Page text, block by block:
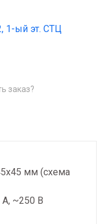
1-ый эт. СТЦ
заказ?
мм (схема
А, ~250 В